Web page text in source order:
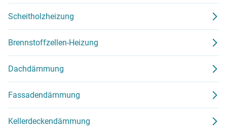
Scheitholzheizung
Brennstoffzellen-Heizung
Dachdämmung
Fassadendämmung
Kellerdeckendämmung